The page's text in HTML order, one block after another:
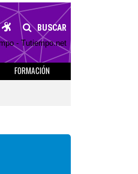
BUSCAR
- Tutiempo.net
FORMACIÓN